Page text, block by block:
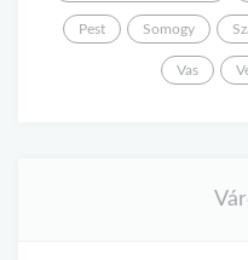
Pest Somogy
Vas